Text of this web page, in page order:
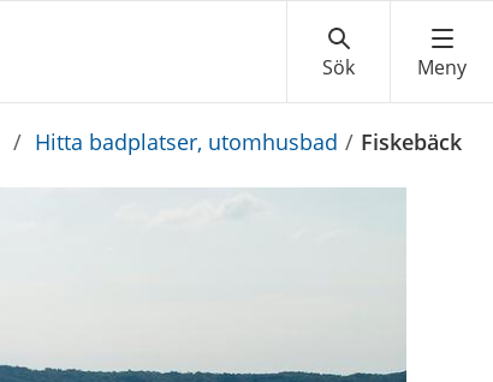
/ Hitta badplatser, utomhusbad / Fiskebäck